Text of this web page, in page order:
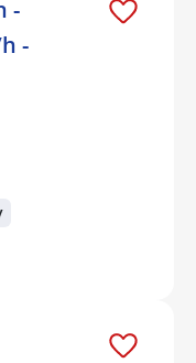
-
-